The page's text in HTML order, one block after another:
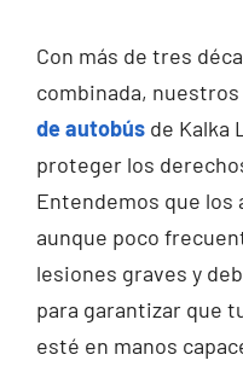
Con más de tres
combinada, nuestros
de autobús de Kalka
proteger los
Entendemos que los
aunque poco
lesiones graves y
para garantizar que
esté en manos